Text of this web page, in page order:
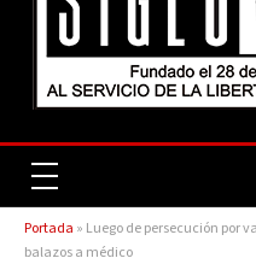
Portada » Luego de persecución por
balazos a médico